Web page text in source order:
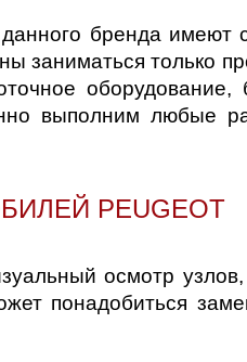
408
605
бренда имеют
заниматься только
оборудование,
выполним любые
PEUGEOT
осмотр
понадобиться